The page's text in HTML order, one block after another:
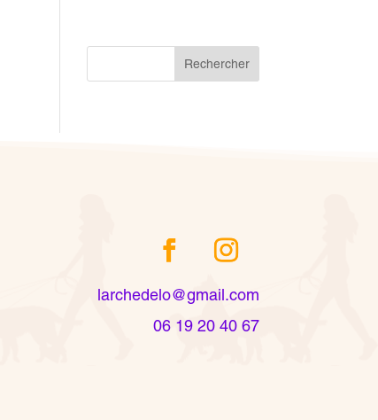
Rechercher
larchedelo@gmail.com
06 19 20 40 67